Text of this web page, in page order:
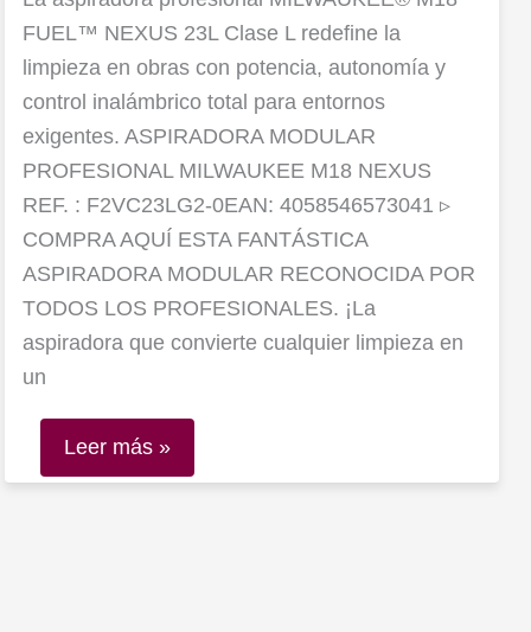
FUEL™ NEXUS 23L Clase L redefine la
limpieza en obras con potencia, autonomía y
control inalámbrico total para entornos
exigentes. ASPIRADORA MODULAR
PROFESIONAL MILWAUKEE M18 NEXUS
REF. : F2VC23LG2-0EAN: 4058546573041 ▹
COMPRA AQUÍ ESTA FANTÁSTICA
ASPIRADORA MODULAR RECONOCIDA POR
TODOS LOS PROFESIONALES. ¡La
aspiradora que convierte cualquier limpieza en
un
Leer más »